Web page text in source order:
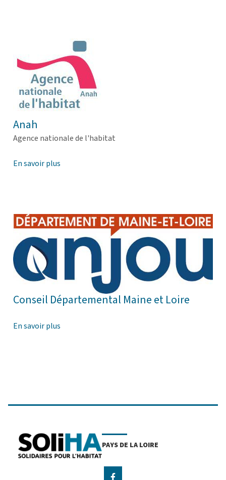
Anah
Agence nationale de l'habitat
En savoir plus
Conseil Départemental Maine et Loire
En savoir plus
PAYS DE LA LOIRE
facebook-f